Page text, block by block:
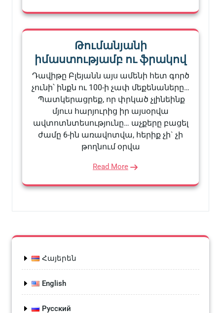
Թումանյանի
իմաստությամբ ու ֆրակով
Դավիթը Բլեյանն այս ամենի հետ գործ
չունի՝ ինքն ու 100-ի չափ մեքենաները…
Պատկերացրեք, որ փրկած չլինեինք
մյուս հարյուրից իր այսօրվա
ավտոտնտեսությունը… աչքերը բացել
ժամը 6-ին առավոտվա, հերիք չի` չի
թողնում օրվա
Read More
Հայերեն
English
Русский